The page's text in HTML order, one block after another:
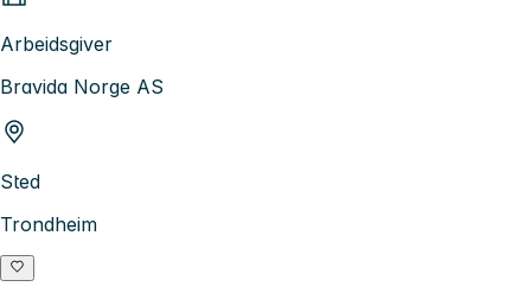
Arbeidsgiver
Bravida Norge AS
Sted
Trondheim